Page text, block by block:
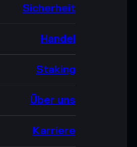
Sicherheit
Handel
Staking
Über uns
Karriere